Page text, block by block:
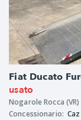
Fiat Ducato
usato
Nogarole Rocca (VR)
Concessionario: